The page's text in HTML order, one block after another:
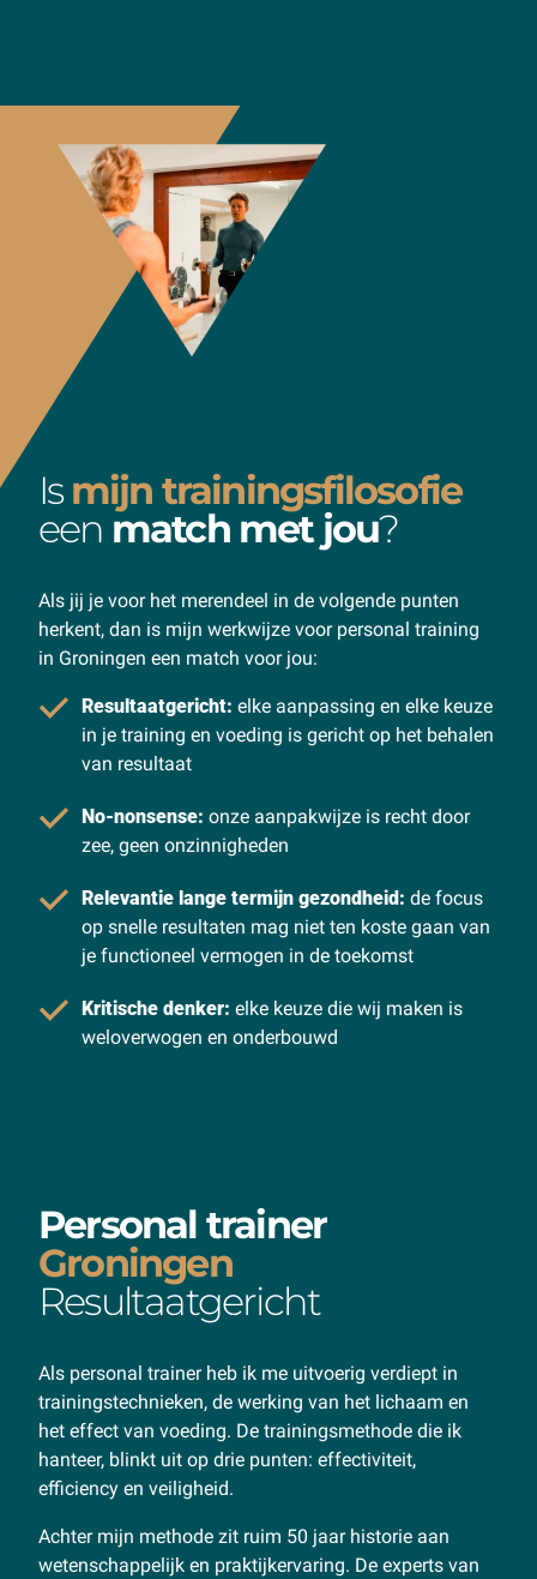
Ismijn trainingsfilosofie
een match met jou?
Als jij je voor het merendeel in de volgende punten
herkent, dan is mijn werkwijze voor personal training
in Groningen een match voor jou:
Resultaatgericht: elke aanpassing en elke keuze
in je training en voeding is gericht op het behalen
van resultaat
No-nonsense: onze aanpakwijze is recht door
zee, geen onzinnigheden
Relevantie lange termijn gezondheid: de focus
op snelle resultaten mag niet ten koste gaan van
je functioneel vermogen in de toekomst
Kritische denker: elke keuze die wij maken is
weloverwogen en onderbouwd
Personal trainer
Groningen
Resultaatgericht
Als personal trainer heb ik me uitvoerig verdiept in
trainingstechnieken, de werking van het lichaam en
het effect van voeding. De trainingsmethode die ik
hanteer, blinkt uit op drie punten: effectiviteit,
efficiency en veiligheid.
Achter mijn methode zit ruim 50 jaar historie aan
wetenschappelijk en praktijkervaring. De experts van